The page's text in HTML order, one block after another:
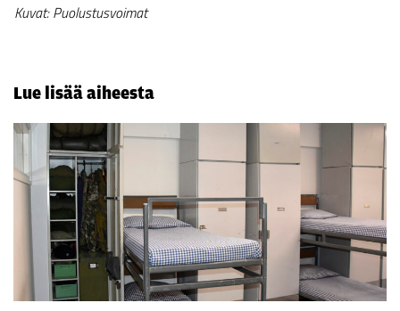
Kuvat: Puolustusvoimat
Lue lisää aiheesta